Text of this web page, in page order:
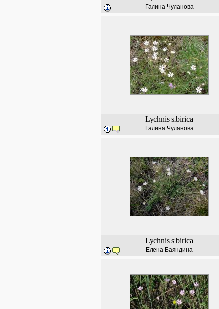
Галина Чуланова
Lychnissibirica
Галина Чуланова
Lychnissibirica
Елена Баяндина